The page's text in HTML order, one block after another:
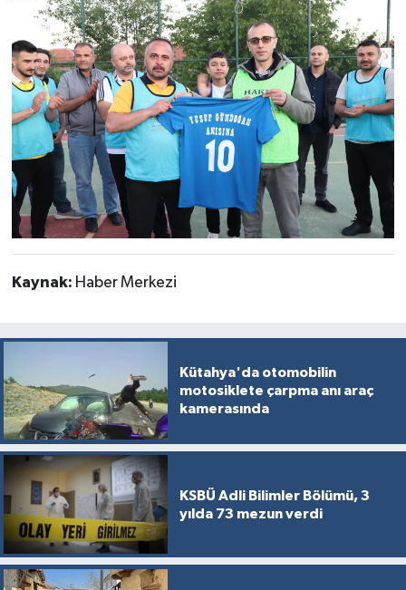
Kaynak: Haber Merkezi
Kütahya'da otomobilin
motosiklete çarpma anı araç
kamerasında
KSBÜ Adli Bilimler Bölümü, 3
yılda 73 mezun verdi